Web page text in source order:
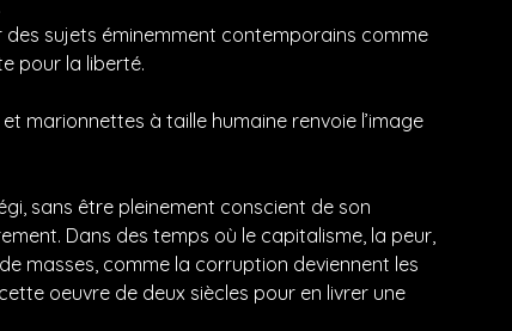
des sujets éminemment contemporains comme
pour la liberté.
marionnettes à taille humaine renvoie l’image
sans être pleinement conscient de son
Dans des temps où le capitalisme, la peur,
masses, comme la corruption deviennent les
oeuvre de deux siècles pour en livrer une